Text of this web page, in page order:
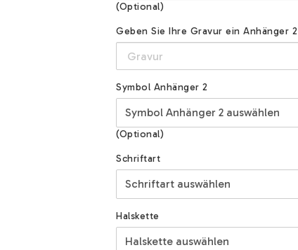
(Optional)
Geben Sie Ihre Gravur ein Anhänger 2
Symbol Anhänger 2
(Optional)
Schriftart
Halskette